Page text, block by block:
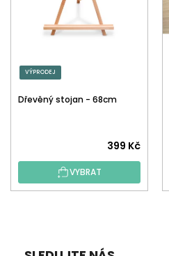
VÝPRODEJ
Dřevěný stojan - 68cm
399 Kč
VYBRAT